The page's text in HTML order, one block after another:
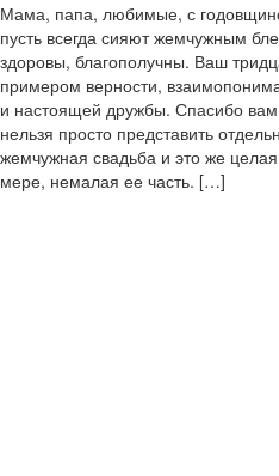
Мама, папа, любимые, с
пусть всегда сияют жемчужным
здоровы, благополучны. Ваш
примером верности,
и настоящей дружбы. Спасибо
нельзя просто представить
жемчужная свадьба и это же
мере, немалая ее часть. […]